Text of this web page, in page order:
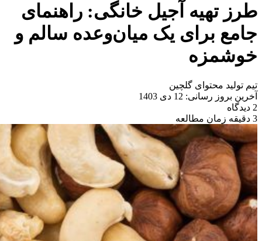
طرز تهیه آجیل خانگی: راهنمای
جامع برای یک میان‌وعده سالم و
خوشمزه
تیم تولید محتوای گلچین
آخرین بروز رسانی: 12 دی 1403
2 دیدگاه
3 دقیقه زمان مطالعه